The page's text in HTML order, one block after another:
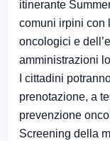
itinerante
comuni irpini con
oncologici e
amministrazioni
I cittadini
prenotazione, a
prevenzione
Screening della